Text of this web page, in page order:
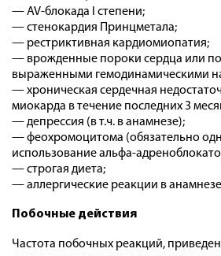
— AV-блокада I степени;
— стенокардия Принцметала;
— рестриктивная кардиомиопатия;
— врожденные пороки сердца или
выраженными гемодинамическими
— хроническая сердечная
миокарда в течение последних 3
— депрессия (в т.ч. в анамнезе);
— феохромоцитома (обязательно
использование альфа-
— строгая диета;
— аллергические реакции в
Побочные действия
Частота побочных реакций,